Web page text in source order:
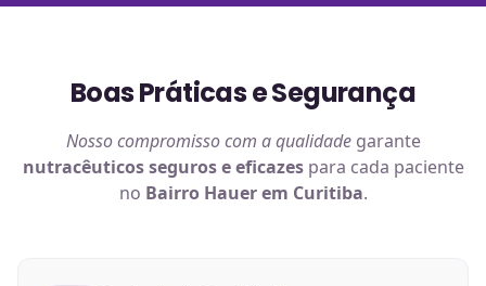
Boas Práticas e Segurança
Nosso compromisso com a qualidadegarante
nutracêuticosseguros e eficazespara cada paciente
no Bairro Hauer em Curitiba.